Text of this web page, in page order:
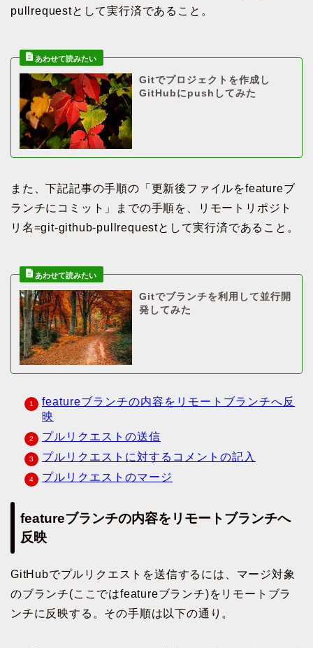
pullrequestとして実行済であること。
Gitでプロジェクトを作成し
GitHubにpushしてみた
また、下記記事の手順の「更新後ファイルをfeatureブ
ランチにコミット」までの手順を、リモートリポジト
リ名=git-github-pullrequestとして実行済であること。
Gitでブランチを利用して並行開
発してみた
featureブランチの内容をリモートブランチへ反
映
プルリクエストの送信
プルリクエストに対するコメントの記入
プルリクエストのマージ
featureブランチの内容をリモートブランチへ
反映
GitHubでプルリクエストを送信するには、マージ対象
のブランチ(ここではfeatureブランチ)をリモートブラ
ンチに反映する。その手順は以下の通り。